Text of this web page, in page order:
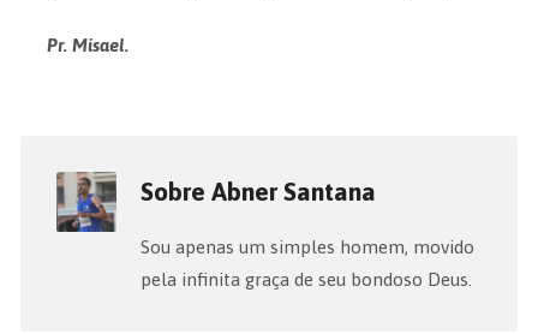
Pr. Misael.
Sobre Abner Santana
Sou apenas um simples homem, movido
pela infinita graça de seu bondoso Deus.